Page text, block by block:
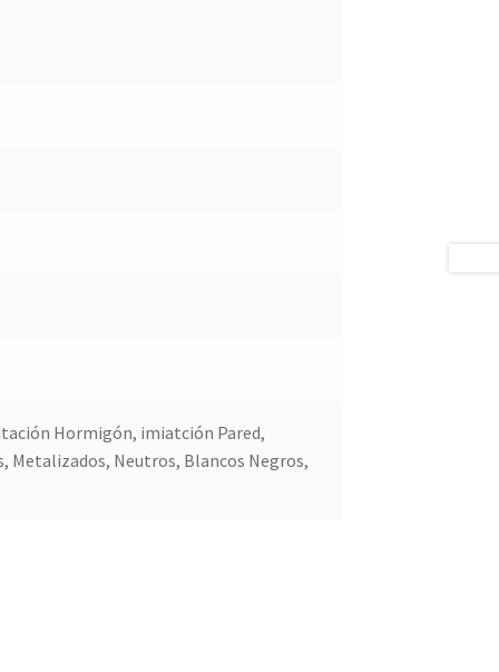
Hormigón, imiatción Pared,
Metalizados, Neutros, Blancos Negros,